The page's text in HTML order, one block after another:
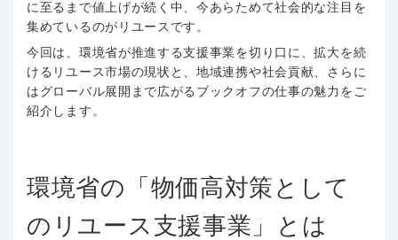
に至るまで値上げが続く中、今あらためて社会的な注目を
集めているのがリユースです。
今回は、環境省が推進する支援事業を切り口に、拡大を続
けるリユース市場の現状と、地域連携や社会貢献、さらに
はグローバル展開まで広がるブックオフの仕事の魅力をご
紹介します。
環境省の「物価高対策として
のリユース支援事業」とは